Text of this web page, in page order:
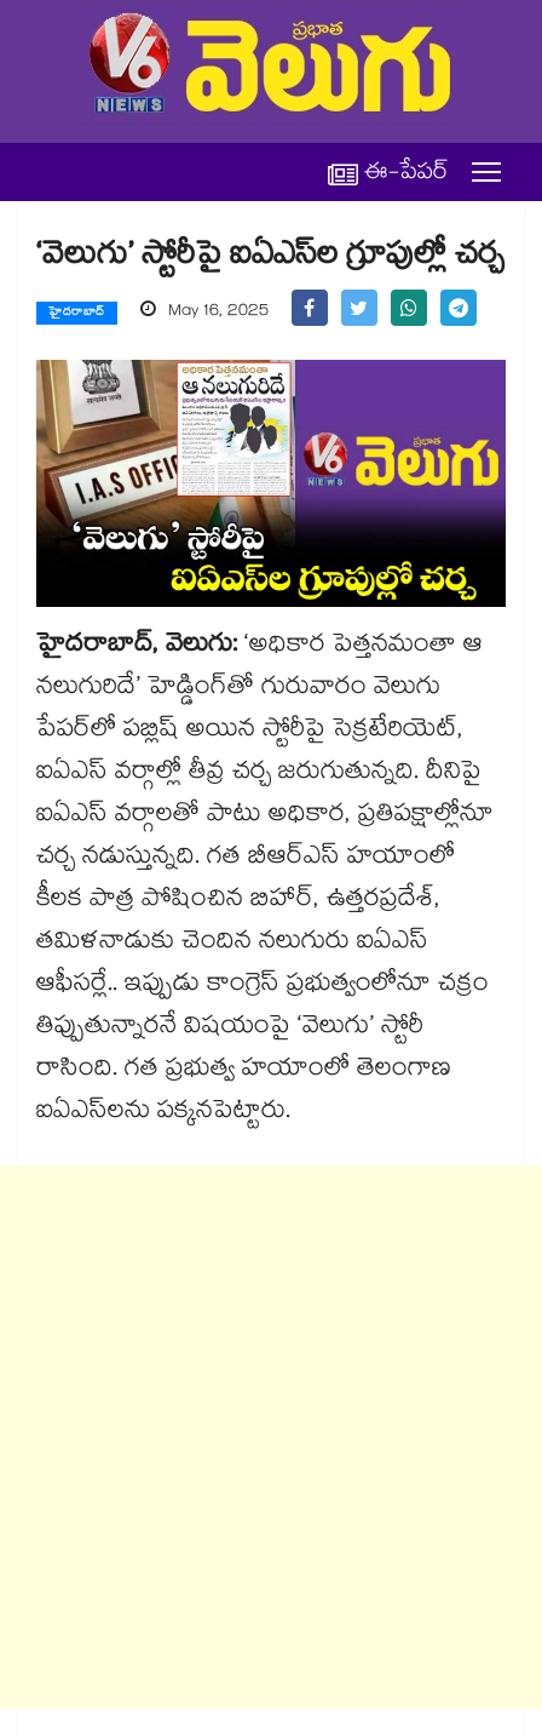
ఈ-పేపర్
‘వెలుగు’ స్టోరీపై ఐఏఎస్‌ల గ్రూపుల్లో చర్చ
హైదరాబాద్ May 16, 2025
హైదరాబాద్, వెలుగు:‘అధికార పెత్తనమంతా ఆ
నలుగురిదే’ హెడ్డింగ్‌తో గురువారం వెలుగు
పేపర్‌‌లో పబ్లిష్ అయిన స్టోరీపై సెక్రటేరియెట్,
ఐఏఎస్ వర్గాల్లో తీవ్ర చర్చ జరుగుతున్నది. దీనిపై
ఐఏఎస్‌ వర్గాలతో పాటు అధికార, ప్రతిపక్షాల్లోనూ
చర్చ నడుస్తున్నది. గత బీఆర్ఎస్ హయాంలో
కీలక పాత్ర పోషించిన బిహార్, ఉత్తరప్రదేశ్,
తమిళనాడుకు చెందిన నలుగురు ఐఏఎస్
ఆఫీసర్లే.. ఇప్పుడు కాంగ్రెస్ ప్రభుత్వంలోనూ చక్రం
తిప్పుతున్నారనే విషయంపై ‘వెలుగు’ స్టోరీ
రాసింది. గత ప్రభుత్వ హయాంలో తెలంగాణ
ఐఏఎస్‌లను పక్కనపెట్టారు.